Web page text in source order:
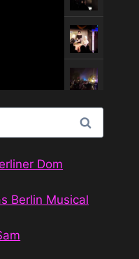
Dom
Berlin Musical